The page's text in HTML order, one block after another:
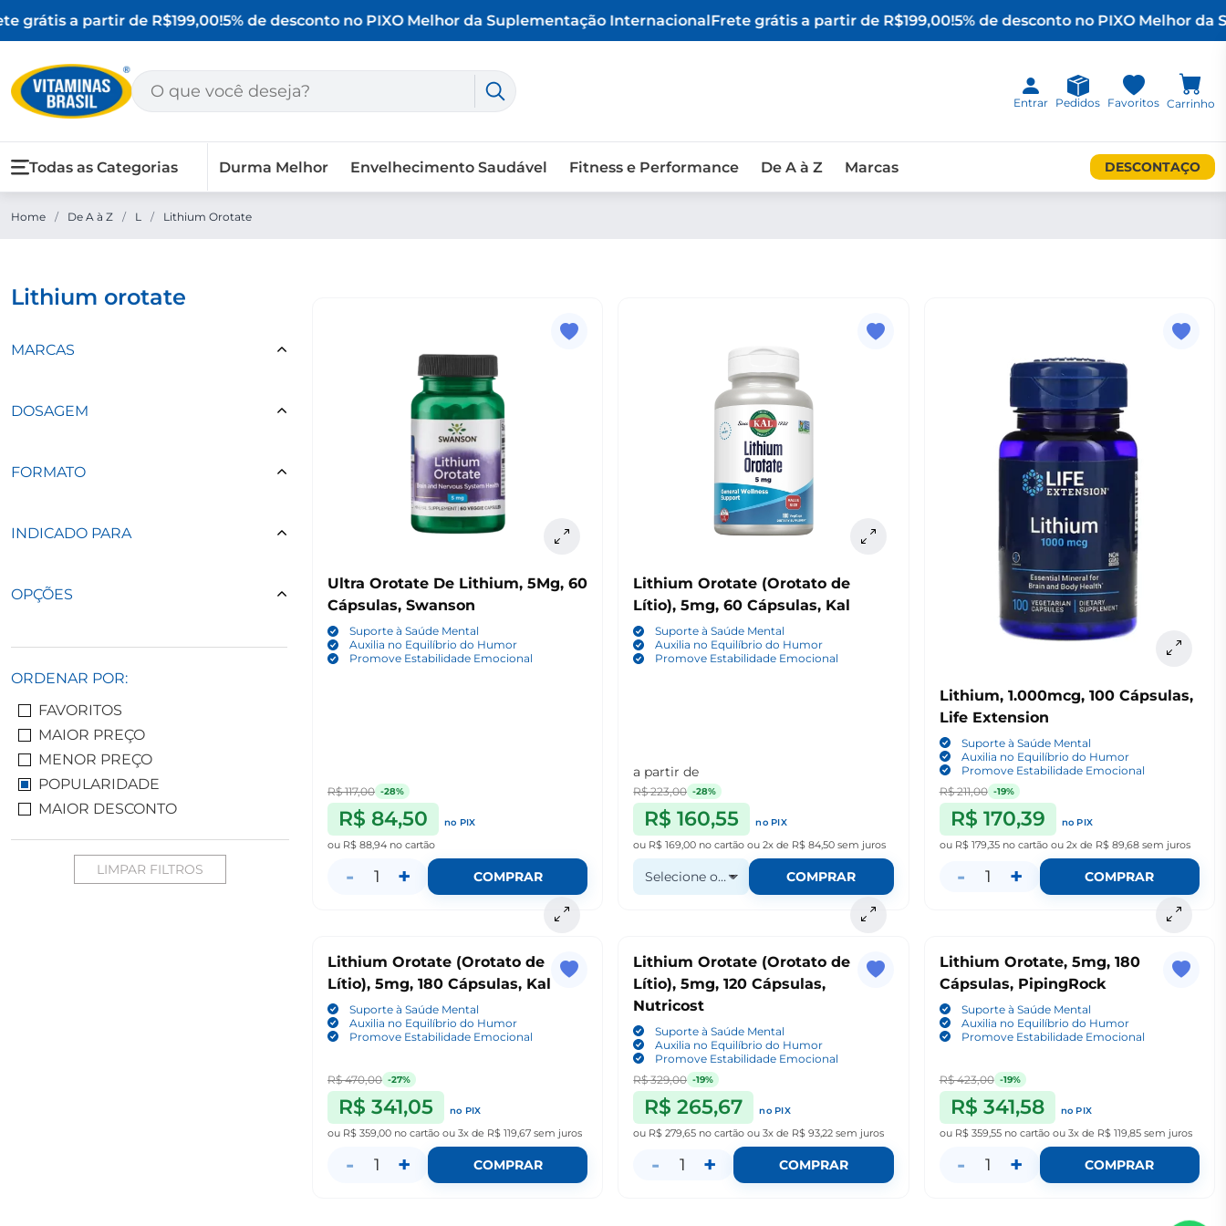
grátis a partir de R$199,00!5% de desconto no PIXO Melhor da Suplementação InternacionalFrete grátis a partir de R$199,00!5% de desconto no PIXO Melhor da
Entrar Pedidos Favoritos Carrinho
Todas as Categorias Durma Melhor Envelhecimento Saudável Fitness e Performance De A à Z Marcas DESCONTAÇO
Home / De A à Z / L / Lithium Orotate
lithium orotate
MARCAS
DOSAGEM
FORMATO
INDICADO PARA
OPÇÕES
ORDENAR POR:
FAVORITOS
MAIOR PREÇO
MENOR PREÇO
POPULARIDADE
MAIOR DESCONTO
LIMPAR FILTROS
Ultra Orotate De Lithium, 5Mg, 60
Cápsulas, Swanson
Suporte à Saúde Mental
Auxilia no Equilíbrio do Humor
Promove Estabilidade Emocional
R$ 117,00 -28%
R$ 84,50
no PIX
ou R$ 88,94 no cartão
- 1 + COMPRAR
Lithium Orotate (Orotato de
Lítio), 5mg, 60 Cápsulas, Kal
Suporte à Saúde Mental
Auxilia no Equilíbrio do Humor
Promove Estabilidade Emocional
a partir de
R$ 223,00 -28%
R$ 160,55
no PIX
ou R$ 169,00 no cartãoou2x de R$ 84,50 sem juros
Selecione o Opções COMPRAR
Lithium, 1.000mcg, 100 Cápsulas,
Life Extension
Suporte à Saúde Mental
Auxilia no Equilíbrio do Humor
Promove Estabilidade Emocional
R$ 211,00 -19%
R$ 170,39
no PIX
ou R$ 179,35 no cartão ou 2x de R$ 89,68sem juros
- 1 + COMPRAR
Lithium Orotate (Orotato de
Lítio), 5mg, 180 Cápsulas, Kal
Suporte à Saúde Mental
Auxilia no Equilíbrio do Humor
Promove Estabilidade Emocional
R$ 470,00 -27%
R$ 341,05
no PIX
ou R$ 359,00 no cartão ou 3x de R$ 119,67 sem juros
- 1 + COMPRAR
Lithium Orotate (Orotato de
Lítio), 5mg, 120 Cápsulas,
Nutricost
Suporte à Saúde Mental
Auxilia no Equilíbrio do Humor
Promove Estabilidade Emocional
R$ 329,00 -19%
R$ 265,67
no PIX
ou R$ 279,65 no cartãoou3x de R$ 93,22 sem juros
- 1 + COMPRAR
Lithium Orotate, 5mg, 180
Cápsulas, PipingRock
Suporte à Saúde Mental
Auxilia no Equilíbrio do Humor
Promove Estabilidade Emocional
R$ 423,00 -19%
R$ 341,58
no PIX
ou R$ 359,55 no cartão ou 3x de R$ 119,85sem juros
- 1 + COMPRAR